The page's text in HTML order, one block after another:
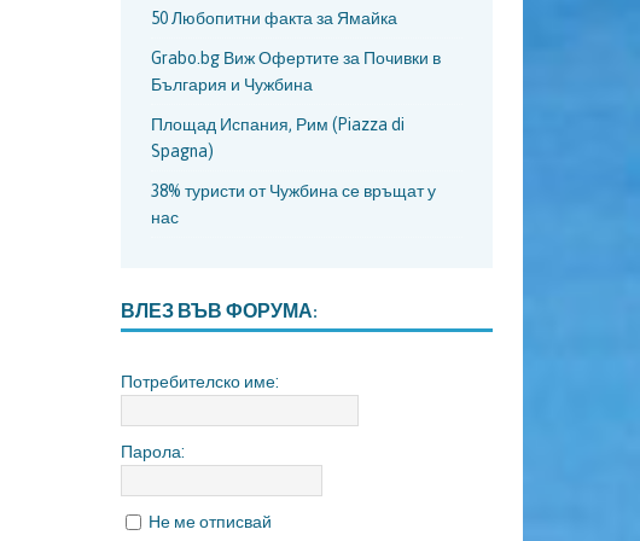
50 Любопитни факта за Ямайка
Grabo.bg Виж Офертите за Почивки в
България и Чужбина
Площад Испания, Рим (Piazza di
Spagna)
38% туристи от Чужбина се връщат у
нас
ВЛЕЗ ВЪВ ФОРУМА:
Потребителско име:
Парола:
Не ме отписвай